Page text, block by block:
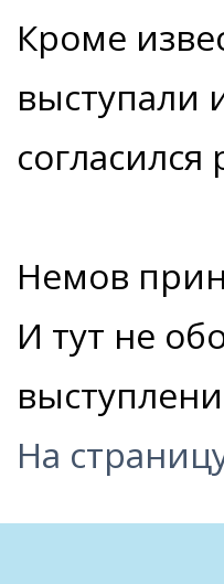
Кроме
выступали
Немов
И тут не
На